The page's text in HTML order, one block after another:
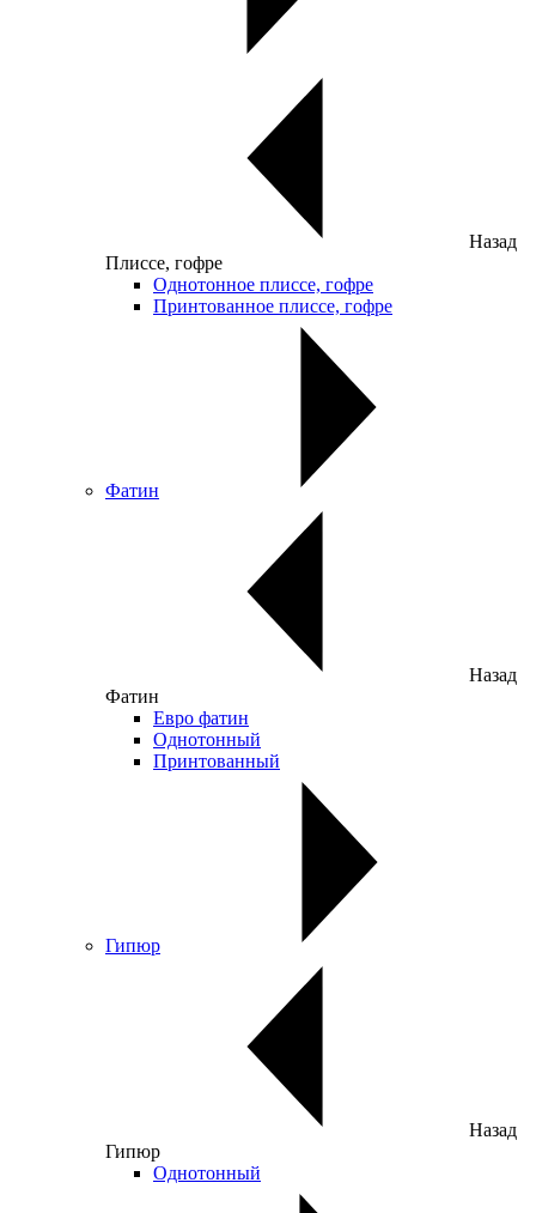
Назад
Плиссе, гофре
Однотонное плиссе, гофре
Принтованное плиссе, гофре
Фатин
Назад
Фатин
Евро фатин
Однотонный
Принтованный
Гипюр
Назад
Гипюр
Однотонный